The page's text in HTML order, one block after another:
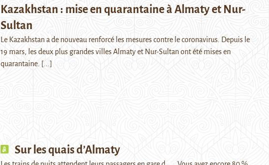
Kazakhstan : mise en quarantaine à Almaty et Nur-
Sultan
Le Kazakhstan a de nouveau renforcé les mesures contre le coronavirus. Depuis le
19 mars, les deux plus grandes villes Almaty et Nur-Sultan ont été mises en
quarantaine. [...]
Sur les quais d’Almaty